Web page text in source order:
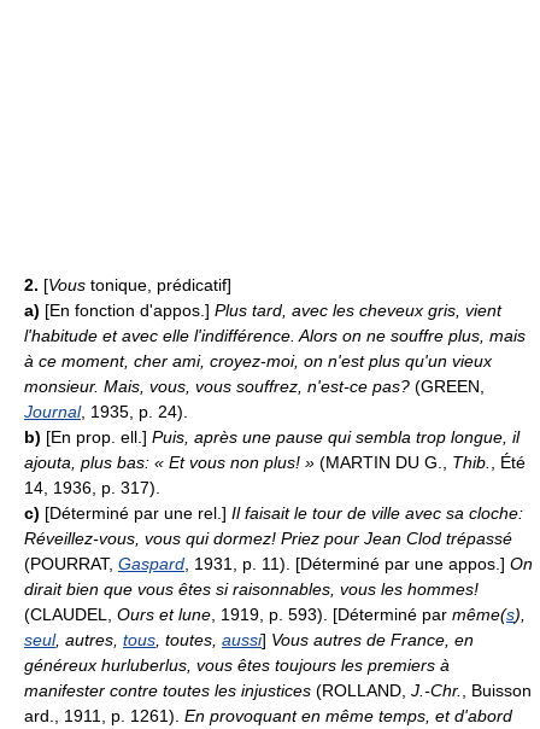
2. [Vous tonique, prédicatif]
a) [En fonction d'appos.] Plus tard, avec les cheveux gris, vient
l'habitude et avec elle l'indifférence. Alors on ne souffre plus, mais
à ce moment, cher ami, croyez-moi, on n'est plus qu'un vieux
monsieur. Mais, vous, vous souffrez, n'est-ce pas? (GREEN,
Journal, 1935, p. 24).
b) [En prop. ell.] Puis, après une pause qui sembla trop longue, il
ajouta, plus bas: « Et vous non plus! » (MARTIN DU G., Thib.
, Été
14, 1936, p. 317).
c) [Déterminé par une rel.] Il faisait le tour de ville avec sa cloche:
Réveillez-vous, vous qui dormez! Priez pour Jean Clod trépassé
(POURRAT, Gaspard , 1931, p. 11). [Déterminé par une appos.] On
dirait bien que vous êtes si raisonnables, vous les hommes!
(CLAUDEL, Ours et lune , 1919, p. 593). [Déterminé par même(s),
seul, autres, tous , toutes, aussi] Vous autres de France, en
généreux hurluberlus, vous êtes toujours les premiers à
manifester contre toutes les injustices (ROLLAND, J.-Chr.
, Buisson
ard., 1911, p. 1261). En provoquant en même temps, et d'abord